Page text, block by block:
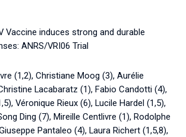
Vaccine induces strong and durable
ANRS/VRI06 Trial
(1,2), Christiane Moog (3), Aurélie
Lacabaratz (1), Fabio Candotti (4),
Véronique Rieux (6), Lucile Hardel (1,5),
Ding (7), Mireille Centlivre (1), Rodolphe
Pantaleo (4), Laura Richert (1,5,8),